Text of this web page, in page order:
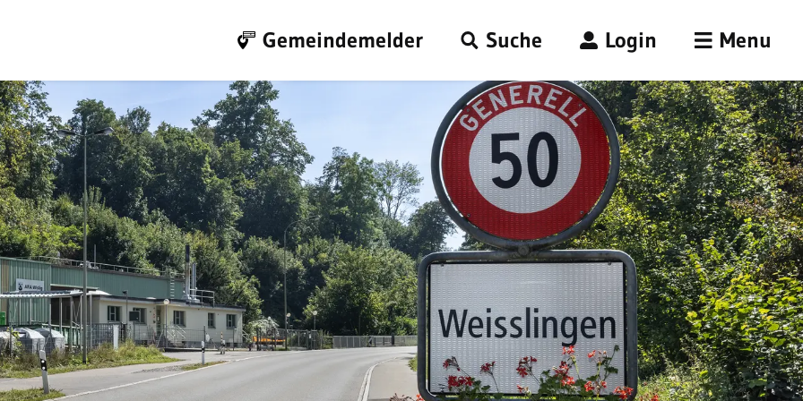
Gemeindemelder Login
Suche Menu